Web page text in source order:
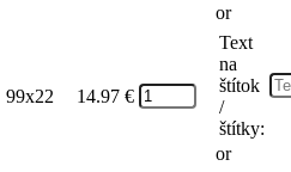
or
99x22 14.97 €
Text
na
štítok
/
štítky:
or